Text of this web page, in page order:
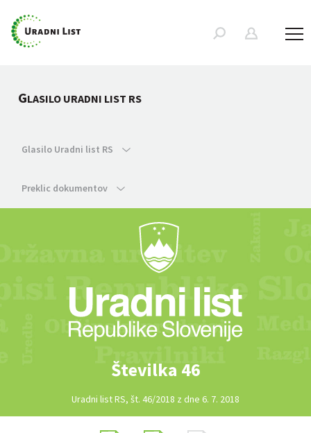
GLASILO URADNI LIST RS
Glasilo Uradni list RS
Preklic dokumentov
Številka 46
Uradni list RS, št. 46/2018 z dne 6. 7. 2018